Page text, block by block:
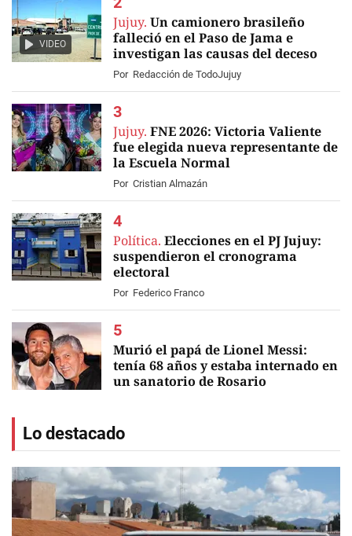
VIDEO
Jujuy. Un camionero brasileño
falleció en el Paso de Jama e
investigan las causas del deceso
Por Redacción de TodoJujuy
Jujuy. FNE 2026: Victoria Valiente
fue elegida nueva representante de
la Escuela Normal
Por Cristian Almazán
Política. Elecciones en el PJ Jujuy:
suspendieron el cronograma
electoral
Por Federico Franco
Murió el papá de Lionel Messi:
tenía 68 años y estaba internado en
un sanatorio de Rosario
Lo destacado